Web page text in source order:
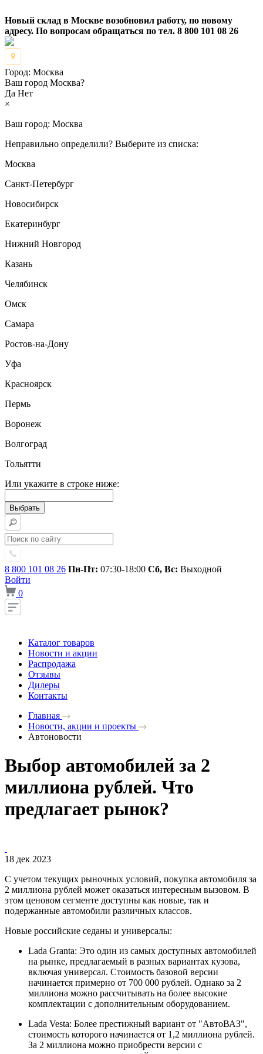
Новый склад в Москве возобновил работу, по новому
адресу. По вопросам обращаться по тел. 8 800 101 08 26
Город: Москва
Ваш город Москва?
Да Нет
×
Ваш город: Москва
Неправильно определили? Выберите из списка:
Москва
Санкт-Петербург
Новосибирск
Екатеринбург
Нижний Новгород
Казань
Челябинск
Омск
Самара
Ростов-на-Дону
Уфа
Красноярск
Пермь
Воронеж
Волгоград
Тольятти
Или укажите в строке ниже:
8 800 101 08 26 Пн-Пт: 07:30-18:00 Сб, Вс: Выходной
Войти
0
Каталог товаров
Новости и акции
Распродажа
Отзывы
Дилеры
Контакты
Главная
Новости, акции и проекты
Автоновости
Выбор автомобилей за 2
миллиона рублей. Что
предлагает рынок?
18 дек 2023
С учетом текущих рыночных условий, покупка автомобиля за
2 миллиона рублей может оказаться интересным вызовом. В
этом ценовом сегменте доступны как новые, так и
подержанные автомобили различных классов.
Новые российские седаны и универсалы:
Lada Granta: Это один из самых доступных автомобилей
на рынке, предлагаемый в разных вариантах кузова,
включая универсал. Стоимость базовой версии
начинается примерно от 700 000 рублей. Однако за 2
миллиона можно рассчитывать на более высокие
комплектации с дополнительным оборудованием.
Lada Vesta: Более престижный вариант от "АвтоВАЗ",
стоимость которого начинается от 1,2 миллиона рублей.
За 2 миллиона можно приобрести версии с